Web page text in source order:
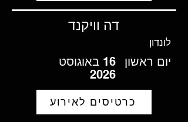
דה וויקנד
לונדון
16 באוגוסט
2026
יום ראשון
כרטיסים לאירוע